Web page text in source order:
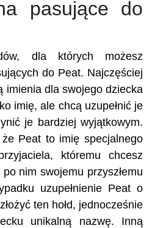
pasujące do
dla których możesz
do Peat. Najczęściej
imienia dla swojego dziecka
imię, ale chcą uzupełnić je
je bardziej wyjątkowym.
Peat to imię specjalnego
któremu chcesz
nim swojemu przyszłemu
uzupełnienie Peat o
ten hołd, jednocześnie
unikalną nazwę. Inną